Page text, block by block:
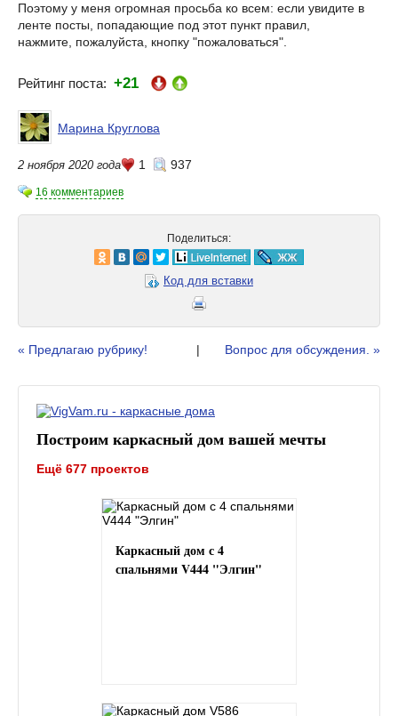
Поэтому у меня огромная просьба ко всем: если увидите в
ленте посты, попадающие под этот пункт правил,
нажмите, пожалуйста, кнопку "пожаловаться".
Рейтинг поста: +21
Марина Круглова
2 ноября 2020 года 1 937
16 комментариев
Поделиться:
Код для вставки
« Предлагаю рубрику! | Вопрос для обсуждения. »
Построим каркасный дом вашей мечты
Ещё 677 проектов
Каркасный дом с 4
спальнями V444 "Элгин"